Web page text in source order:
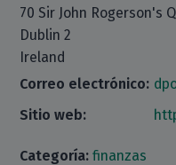
70 Sir John Rogerson's
Dublin 2
Ireland
Correo electrónico:
Sitio web:
Categoría: finanzas